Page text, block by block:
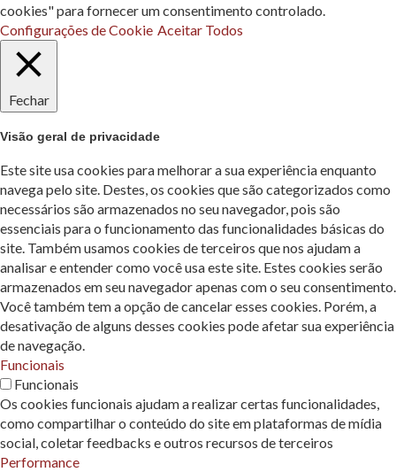
cookies" para fornecer um consentimento controlado.
Configurações de Cookie Aceitar Todos
Fechar
Visão geral de privacidade
Este site usa cookies para melhorar a sua experiência enquanto
navega pelo site. Destes, os cookies que são categorizados como
necessários são armazenados no seu navegador, pois são
essenciais para o funcionamento das funcionalidades básicas do
site. Também usamos cookies de terceiros que nos ajudam a
analisar e entender como você usa este site. Estes cookies serão
armazenados em seu navegador apenas com o seu consentimento.
Você também tem a opção de cancelar esses cookies. Porém, a
desativação de alguns desses cookies pode afetar sua experiência
de navegação.
Funcionais
Funcionais
Os cookies funcionais ajudam a realizar certas funcionalidades,
como compartilhar o conteúdo do site em plataformas de mídia
social, coletar feedbacks e outros recursos de terceiros
Performance